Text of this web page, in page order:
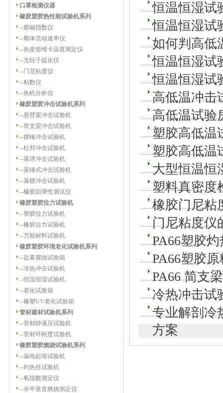
口罩检测仪器
橡胶塑胶热性能试验机系列
--熔融指数仪
--熔体流动速率仪
--热变形维卡温度测定仪
--无转子硫化仪
--门尼粘度仪
--粘数仪
--热机分析仪
橡胶塑胶冲击试验机系列
--悬臂梁冲击试验机
--简支梁冲击试验机
--摆锤冲击试验机
--杜邦冲击试验机
--落球冲击试验机
--落锤式冲击试验机
--落镖冲击试验机
--橡胶回弹性测试仪
橡胶塑胶拉力试验机
--塑胶拉力试验机
--橡胶拉力试验机
--万能材料试验机
橡胶塑胶环境老化试验机系列
--盐雾腐蚀试验箱
--冷热冲击试验机
--恒温恒湿试验机
--老化试验箱
--橡塑UV老化试验箱
管材建材试验机系列
--管材静液压试验机
--管材环刚度试验机
橡胶塑胶燃烧试验机系列
--漏电起痕试验机
--灼热丝试验机
--氧指数测定仪
--水平垂直燃烧测定仪
恒温恒湿试
恒温恒湿试
如何判高低
恒温恒湿试
恒温恒湿试
高低温冲击
高低温试验
塑胶高低温
塑胶高低温
大型恒温恒
塑料真密度
橡胶门尼粘
门尼粘度仪
PA66塑胶
PA66塑胶
PA66 简支
冷热冲击试
专业解剖冷
方案